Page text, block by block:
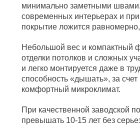
минимально заметными швами.
современных интерьерах и
покрытие ложится
Небольшой вес и компактный
отделки потолков и сложных
и легко монтируется даже в
способность «дышать», за
комфортный микроклимат.
При качественной заводской
превышать 10-15 лет без